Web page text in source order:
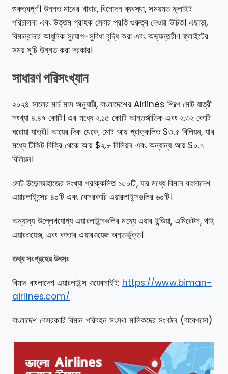
গুরুত্বপূর্ণ। উন্নত মানের খাবার, বিনোদন ব্যবস্থা, সময়মত ফ্লাইট
পরিচালনা এবং উত্তম গ্রাহক সেবার প্রতি গুরুত্ব দেওয়া উচিত। এছাড়া,
বিমানবন্দরে আধুনিক সুযোগ-সুবিধা বৃদ্ধি করা এবং অভ্যন্তরীণ ফ্লাইটের
সময় সূচি উন্নত করা দরকার।
সাধারণ পরিসংখ্যান
২০২৪ সালের মার্চ মাস অনুযায়ী, বাংলাদেশের Airlines শিল্পে মোট যাত্রী
সংখ্যা ৪.৪৭ কোটি। এর মধ্যে ২.১৫ কোটি আন্তর্জাতিক এবং ২.৩২ কোটি
ঘরোয়া যাত্রী। আয়ের দিক থেকে, মোট আয় প্রাক্কলিত $৩.৫ বিলিয়ন, যার
মধ্যে টিকিট বিক্রি থেকে আয় $২.৮ বিলিয়ন এবং অন্যান্য আয় $০.৭
বিলিয়ন।
মোট উড়োজাহাজের সংখ্যা প্রাক্কলিত ১০০টি, যার মধ্যে বিমান বাংলাদেশ
এয়ারলাইন্সের ৪০টি এবং বেসরকারি এয়ারলাইন্সগুলির ৬০টি।
অন্যান্য উল্লেখযোগ্য এয়ারলাইন্সগুলির মধ্যে এয়ার ইন্ডিয়া, এমিরেটস, থাই
এয়ারওয়েজ, এবং কাতার এয়ারওয়েজ অন্তর্ভুক্ত।
তথ্য সংগ্রহের উৎসঃ
বিমান বাংলাদেশ এয়ারলাইন্স ওয়েবসাইট: https://www.biman-
airlines.com/
বাংলাদেশ বেসরকারি বিমান পরিবহন সংস্থা মালিকদের সংগঠন (বাবেপসো)